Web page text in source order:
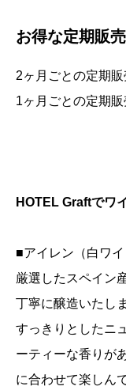
お得な定期販
2ヶ月ごとの定期
1ヶ月ごとの定期
HOTEL Graftでワ
■アイレン（白ワイ
厳選したスペイン
丁寧に醸造いたし
すっきりとしたニ
ーティーな香りが
に合わせて楽しん